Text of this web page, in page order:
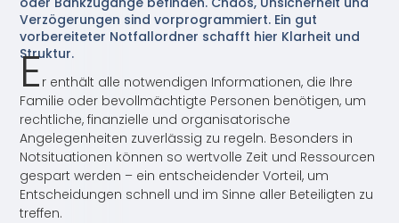
Verzögerungen sind vorprogrammiert. Ein gut
vorbereiteter Notfallordner schafft hier Klarheit und
Struktur.
Er enthält alle notwendigen Informationen, die Ihre
Familie oder bevollmächtigte Personen benötigen, um
rechtliche, finanzielle und organisatorische
Angelegenheiten zuverlässig zu regeln. Besonders in
Notsituationen können so wertvolle Zeit und Ressourcen
gespart werden – ein entscheidender Vorteil, um
Entscheidungen schnell und im Sinne aller Beteiligten zu
treffen.